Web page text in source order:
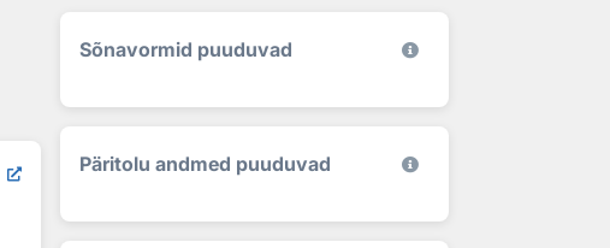
Sõnavormid puuduvad
Päritolu andmed puuduvad